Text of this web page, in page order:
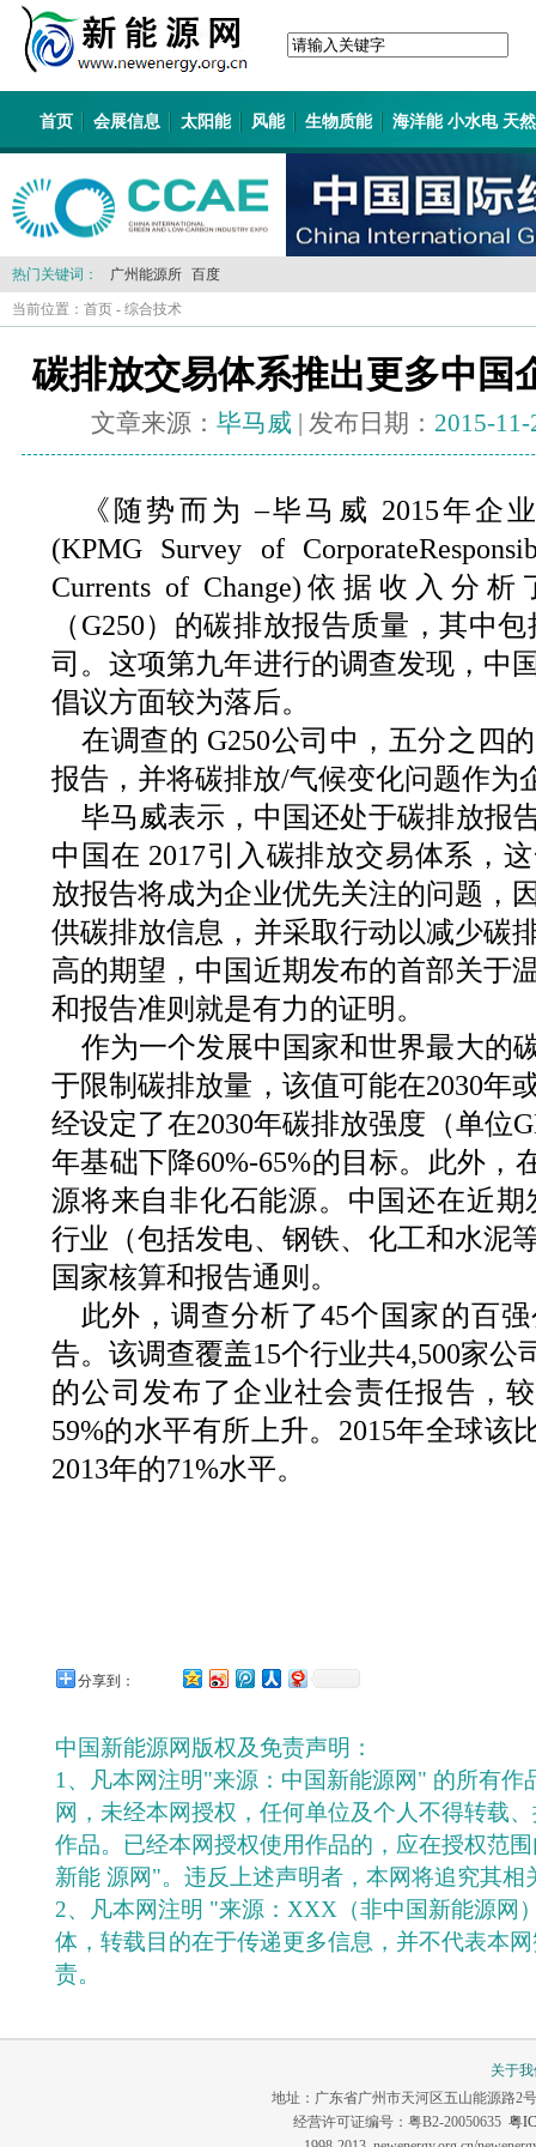
首页 会展信息 太阳能 风能 生物质能 海洋能 小水电 天
热门关键词： 广州能源所 百度
当前位置： 首页 - 综合技术
碳排放交易体系推出更多中国
文章来源： 毕马威| 发布日期： 2015-11-
《随势而为 –毕马威 2015年企
(KPMG Survey of
Currents of Change)依据收入分
（G250）的碳排放报告质量，其中
司。这项第九年进行的调查发现，中
倡议方面较为落后。
在调查的 G250公司中，五分之四
报告，并将碳排放/气候变化问题作为
毕马威表示，中国还处于碳排放报
中国在 2017引入碳排放交易体系，
放报告将成为企业优先关注的问题，
供碳排放信息，并采取行动以减少碳
高的期望，中国近期发布的首部关于
和报告准则就是有力的证明。
作为一个发展中国家和世界最大的
于限制碳排放量，该值可能在2030年
经设定了在2030年碳排放强度（单位
年基础下降60%-65%的目标。此外，
源将来自非化石能源。中国还在近期
行业（包括发电、钢铁、化工和水泥
国家核算和报告通则。
此外，调查分析了45个国家的百
告。该调查覆盖15个行业共4,500家公
的公司发布了企业社会责任报告，较
59%的水平有所上升。2015年全球该
2013年的71%水平。
分享到：
中国新能源网版权及免责声明：
1、凡本网注明"来源：中国新能源网" 的所有作
网，未经本网授权，任何单位及个人不得转载
作品。已经本网授权使用作品的，应在授权范
新能 源网"。违反上述声明者，本网将追究其相
2、凡本网注明 "来源：XXX（非中国新能源网
体，转载目的在于传递更多信息，并不代表本
责。
关于
地址：广东省广州市天河区五山能源路2
经营许可证编号：粤B2-20050635 粤